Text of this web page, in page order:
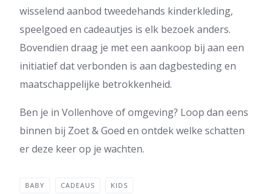
wisselend aanbod tweedehands kinderkleding,
speelgoed en cadeautjes is elk bezoek anders.
Bovendien draag je met een aankoop bij aan een
initiatief dat verbonden is aan dagbesteding en
maatschappelijke betrokkenheid.
Ben je in Vollenhove of omgeving? Loop dan eens
binnen bij Zoet & Goed en ontdek welke schatten
er deze keer op je wachten.
BABY CADEAUS KIDS